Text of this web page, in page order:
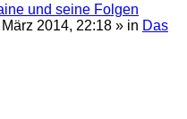
und seine Folgen
2014, 22:18 » in Das